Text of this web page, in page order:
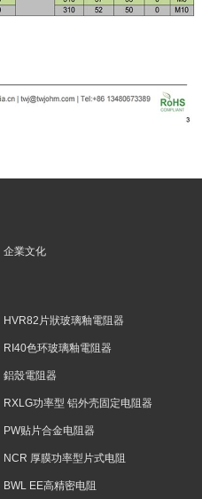
企業文化
HVR82片狀玻璃釉電阻器
RI40色环玻璃釉電阻器
鋁殼電阻器
RXLG功率型 铝外壳固定电阻器
PW贴片合金电阻器
NCR 厚膜功率型片式电阻
BWL EE高精密电阻